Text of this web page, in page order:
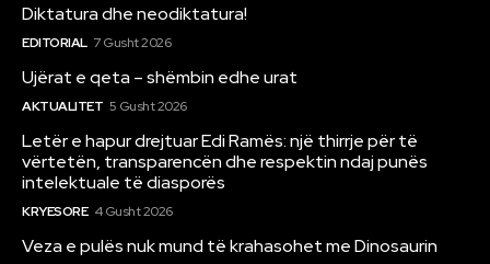
Diktatura dhe neodiktatura!
EDITORIAL 7 Gusht 2026
Ujërat e qeta – shëmbin edhe urat
AKTUALITET 5 Gusht 2026
Letër e hapur drejtuar Edi Ramës: një thirrje për të
vërtetën, transparencën dhe respektin ndaj punës
intelektuale të diasporës
KRYESORE 4 Gusht 2026
Veza e pulës nuk mund të krahasohet me Dinosaurin